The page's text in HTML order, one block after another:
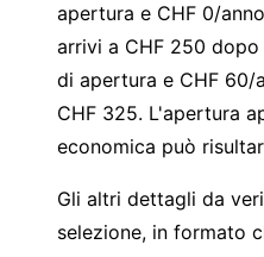
apertura e CHF 0/
arrivi a CHF 250 dopo
di apertura e CHF 60/
CHF 325. L'apertura
economica può
Gli altri dettagli da
selezione, in formato